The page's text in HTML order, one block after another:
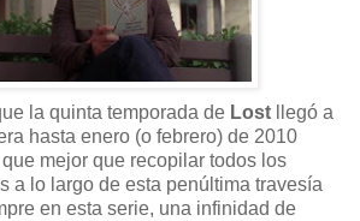
la quinta temporada de Lost llegó a
hasta enero (o febrero) de 2010
mejor que recopilar todos los
a lo largo de esta penúltima travesía
en esta serie, una infinidad de